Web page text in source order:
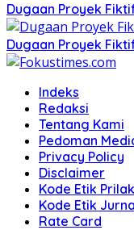
Dugaan Proyek
Dugaan Proyek
Indeks
Redaksi
Tentang Kami
Pedoman
Privacy Policy
Disclaimer
Kode Etik
Kode Etik
Rate Card